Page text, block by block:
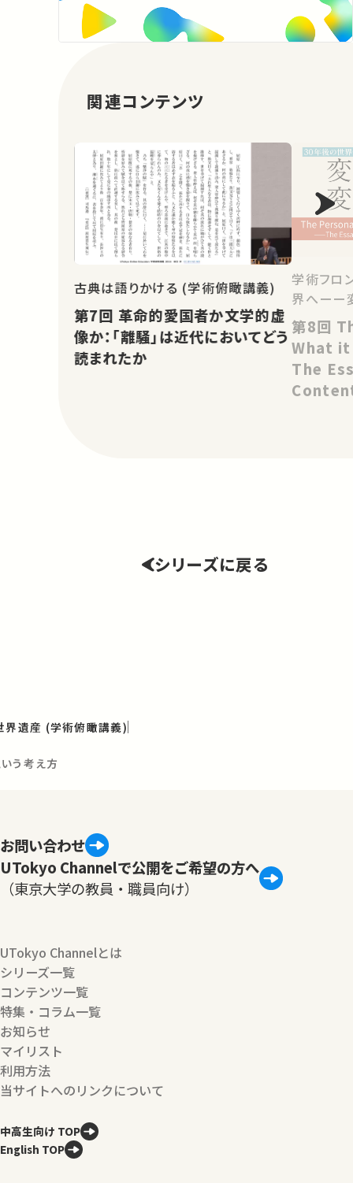
関連コンテンツ
古典は語りかける (学術俯瞰講義)
第7回 革命的愛国者か文学的虚
像か：「離騒」は近代においてどう
読まれたか
学術フロ
界へーー
第8回 The Personal Voice in
What it
The
シリーズに戻る
界遺産 (学術俯瞰講義)
う考え方
お問い合わせ
UTokyo Channelで公開をご希望の方へ
（東京大学の教員・職員向け）
UTokyo Channelとは
シリーズ一覧
コンテンツ一覧
特集・コラム一覧
お知らせ
マイリスト
利用方法
当サイトへのリンクについて
中高生向け TOP
English TOP